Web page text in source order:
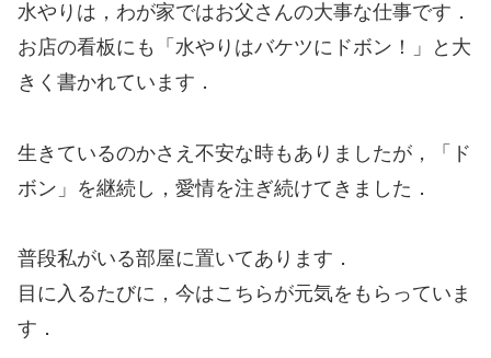
水やりは，わが家ではお父さんの大事な仕事です．
お店の看板にも「水やりはバケツにドボン！」と大
きく書かれています．
生きているのかさえ不安な時もありましたが，「ド
ボン」を継続し，愛情を注ぎ続けてきました．
普段私がいる部屋に置いてあります．
目に入るたびに，今はこちらが元気をもらっていま
す．